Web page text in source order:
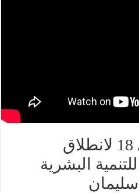
الاحتفال بالذكرى 18 لانطلاق
البشرية
سليمان